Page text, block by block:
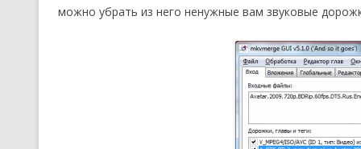
можно убрать из него ненужные вам звуковые